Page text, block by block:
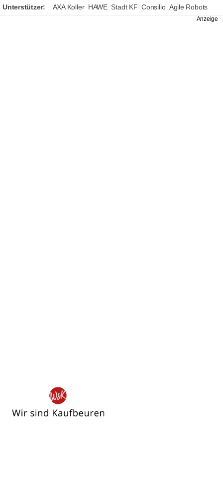
Unterstützer: AXA Koller HAWE Stadt KF Consilio Agile Robots